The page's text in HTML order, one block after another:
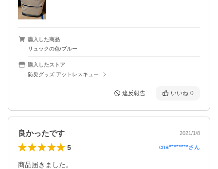
購入した商品
リュックの色/ブルー
購入したストア
防災グッズ アットレスキュー
違反報告 いいね 0
良かったです 2021/1/8
5 cna********さん
商品届きました。